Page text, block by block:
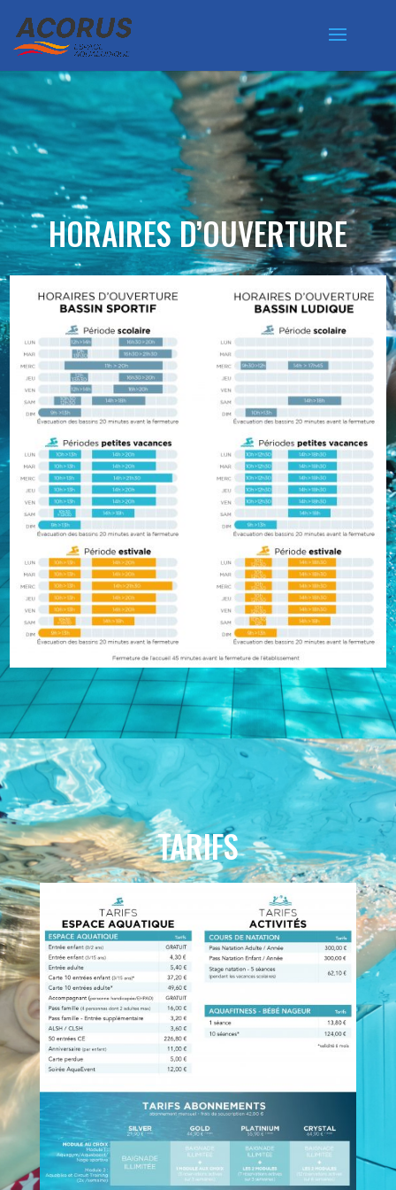
HORAIRES D’OUVERTURE
TARIFS